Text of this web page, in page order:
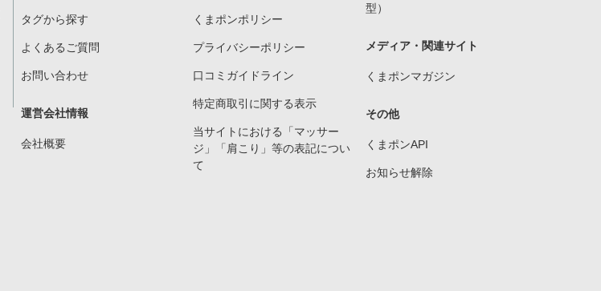
タグから探す
よくあるご質問
お問い合わせ
運営会社情報
会社概要
くまポンポリシー
プライバシーポリシー
口コミガイドライン
特定商取引に関する表示
当サイトにおける「マッサー
ジ」「肩こり」等の表記につい
て
型）
メディア・関連サイト
くまポンマガジン
その他
くまポンAPI
お知らせ解除